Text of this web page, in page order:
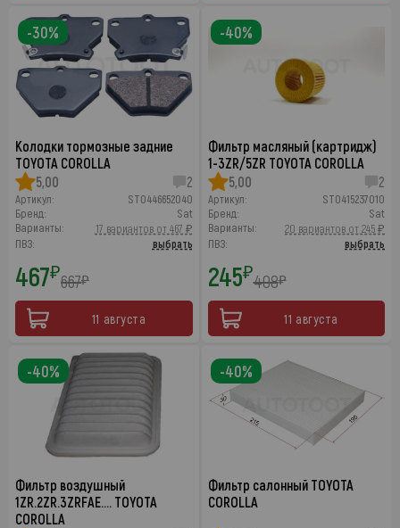
Колодки тормозные задние
TOYOTA COROLLA
5,00
2
Артикул:
ST0446652040
Бренд:
Sat
Варианты:
17 вариантов от 467 ₽
ПВЗ:
выбрать
467₽667₽
11 августа
-30%
Фильтр масляный (картридж)
1-3ZR/5ZR TOYOTA COROLLA
5,00
2
Артикул:
ST0415237010
Бренд:
Sat
Варианты:
20 вариантов от 245 ₽
ПВЗ:
выбрать
245₽408₽
11 августа
-40%
Фильтр воздушный
1ZR.2ZR.3ZRFAE.… TOYOTA
COROLLA
-40%
Фильтр салонный TOYOTA
COROLLA
-40%